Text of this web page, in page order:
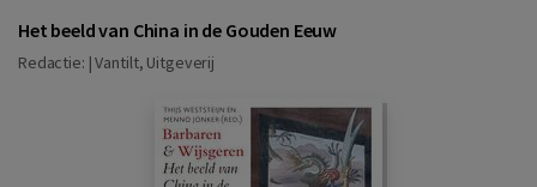
Het beeld van China in de Gouden Eeuw
Redactie: |Vantilt, Uitgeverij